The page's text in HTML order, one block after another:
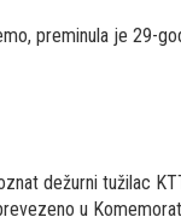
preminula je 29-
dežurni tužilac
u